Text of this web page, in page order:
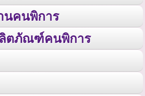
นคนพิการ
ตภัณฑ์คนพิการ